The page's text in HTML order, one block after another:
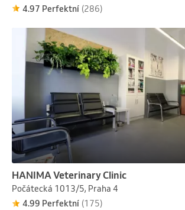
4.97 Perfektní (286)
HANIMA Veterinary Clinic
Počátecká 1013/5, Praha 4
4.99 Perfektní (175)